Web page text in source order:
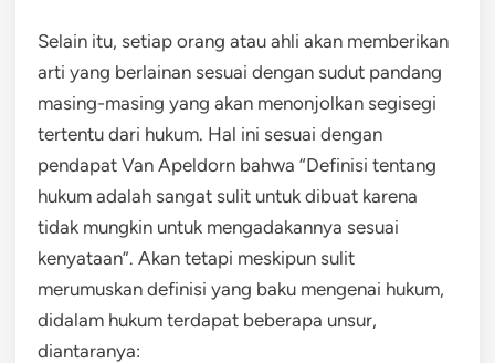
Selain itu, setiap orang atau ahli akan memberikan
arti yang berlainan sesuai dengan sudut pandang
masing-masing yang akan menonjolkan segisegi
tertentu dari hukum. Hal ini sesuai dengan
pendapat Van Apeldorn bahwa “Definisi tentang
hukum adalah sangat sulit untuk dibuat karena
tidak mungkin untuk mengadakannya sesuai
kenyataan”. Akan tetapi meskipun sulit
merumuskan definisi yang baku mengenai hukum,
didalam hukum terdapat beberapa unsur,
diantaranya: